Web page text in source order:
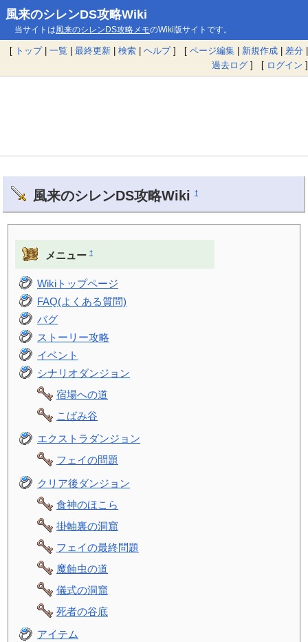
風来のシレンDS攻略Wiki
当サイトは風来のシレンDS攻略メモのWiki版サイトです。
[ トップ| 一覧 | 最終更新 | 検索 | ヘルプ] [ ページ編集 | 新規作成 | 差分 |
過去ログ ] [ ログイン ]
風来のシレンDS攻略Wiki †
メニュー †
Wikiトップページ
FAQ(よくある質問)
バグ
ストーリー攻略
イベント
シナリオダンジョン
宿場への道
こばみ谷
エクストラダンジョン
フェイの問題
クリア後ダンジョン
食神のほこら
掛軸裏の洞窟
フェイの最終問題
魔蝕虫の道
儀式の洞窟
死者の谷底
アイテム